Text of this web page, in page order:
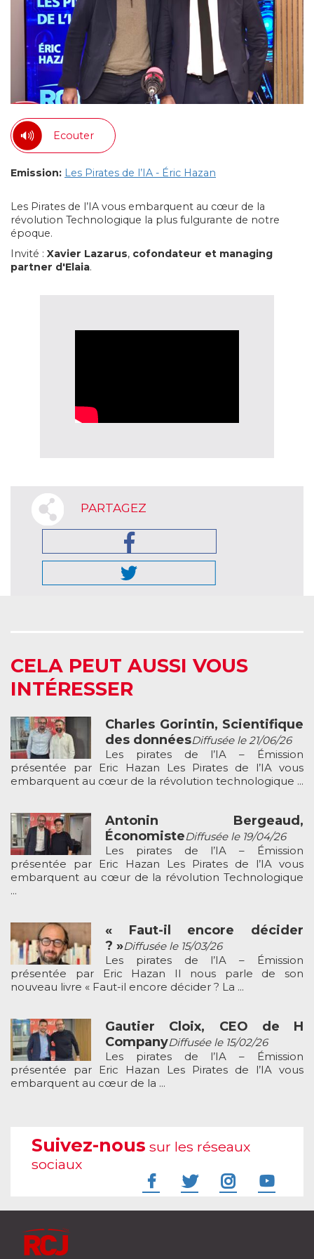
Ecouter
Emission: Les Pirates de l’IA - Éric Hazan
Les Pirates de l’IA vous embarquent au cœur de la
révolution Technologique la plus fulgurante de notre
époque.
Invité : Xavier Lazarus, cofondateur et managing
partner d'Elaia.
PARTAGEZ
CELA PEUT AUSSI VOUS
INTÉRESSER
Charles Gorintin, Scientifique
des donnéesDiffusée le 21/06/26
Les pirates de l’IA – Émission
présentée par Eric Hazan Les Pirates de l’IA vous
embarquent au cœur de la révolution technologique ...
Antonin Bergeaud,
ÉconomisteDiffusée le 19/04/26
Les pirates de l’IA – Émission
présentée par Eric Hazan Les Pirates de l’IA vous
embarquent au cœur de la révolution Technologique
...
« Faut-il encore décider
? »Diffusée le 15/03/26
Les pirates de l’IA – Émission
présentée par Eric Hazan Il nous parle de son
nouveau livre « Faut-il encore décider ? La ...
Gautier Cloix, CEO de H
CompanyDiffusée le 15/02/26
Les pirates de l’IA – Émission
présentée par Eric Hazan Les Pirates de l’IA vous
embarquent au cœur de la ...
Suivez-nous sur les réseaux
sociaux